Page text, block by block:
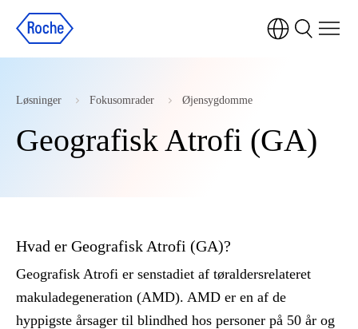
Løsninger Fokusomrader Øjensygdomme
Geografisk Atrofi (GA)
Hvad er Geografisk Atrofi (GA)?
Geografisk Atrofi er senstadiet af tøraldersrelateret
makuladegeneration (AMD). AMD er en af de
hyppigste årsager til blindhed hos personer på 50 år og